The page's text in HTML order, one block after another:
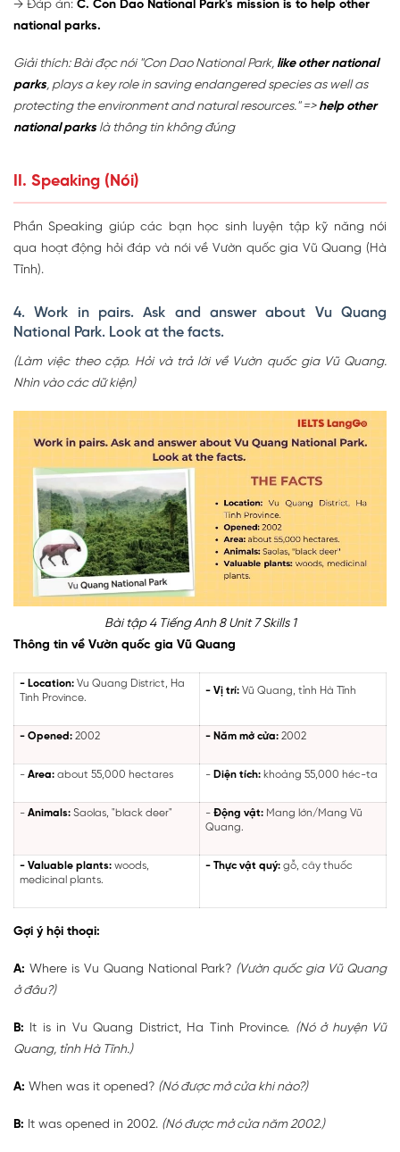
→ Đáp án: C. Con Dao National Park's mission is to help other
national parks.
Giải thích: Bài đọc nói "Con Dao National Park, like other national
parks, plays a key role in saving endangered species as well as
protecting the environment and natural resources." =>help other
national parks là thông tin không đúng
II. Speaking (Nói)
Phần Speaking giúp các bạn học sinh luyện tập kỹ năng nói
qua hoạt động hỏi đáp và nói về Vườn quốc gia Vũ Quang (Hà
Tĩnh).
4. Work in pairs. Ask and answer about Vu Quang
National Park. Look at the facts.
(Làm việc theo cặp. Hỏi và trả lời về Vườn quốc gia Vũ Quang.
Nhìn vào các dữ kiện)
Bài tập 4 Tiếng Anh 8 Unit 7 Skills 1
Thông tin về Vườn quốc gia Vũ Quang
- Location: Vu Quang District, Ha
Tinh Province.
- Vị trí: Vũ Quang, tỉnh Hà Tĩnh
- Opened: 2002 - Năm mở cửa: 2002
- Area: about 55,000 hectares - Diện tích: khoảng 55,000 héc-ta
- Animals: Saolas, "black deer" - Động vật: Mang lớn/Mang Vũ
Quang.
- Valuable plants: woods,
medicinal plants.
- Thực vật quý: gỗ, cây thuốc
Gợi ý hội thoại:
A: Where is Vu Quang National Park? (Vườn quốc gia Vũ Quang
ở đâu?)
B: It is in Vu Quang District, Ha Tinh Province. (Nó ở huyện Vũ
Quang, tỉnh Hà Tĩnh.)
A: When was it opened? (Nó được mở cửa khi nào?)
B: It was opened in 2002. (Nó được mở cửa năm 2002.)